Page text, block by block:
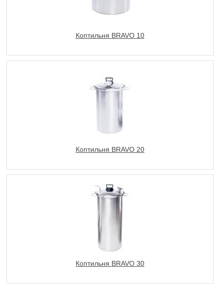
Коптильня BRAVO 10
Коптильня BRAVO 20
Коптильня BRAVO 30